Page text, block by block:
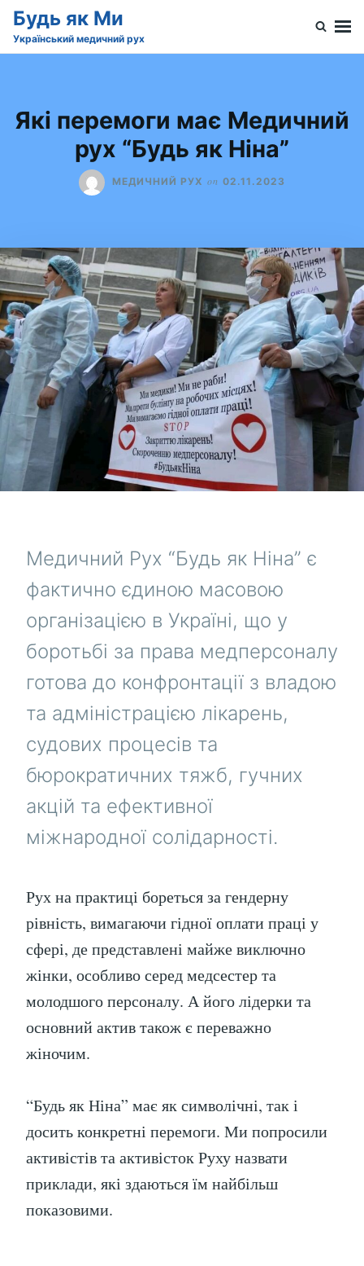
SkipSearch
for:
Будь як Ми
Український медичний рух
Які перемоги має Медичний
рух “Будь як Ніна”
МЕДИЧНИЙ РУХ on 02.11.2023
Медичний Рух “Будь як Ніна” є
фактично єдиною масовою
організацією в Україні, що у
боротьбі за права медперсоналу
готова до конфронтації з владою
та адміністрацією лікарень,
судових процесів та
бюрократичних тяжб, гучних
акцій та ефективної
міжнародної солідарності.
Рух на практиці бореться за гендерну
рівність, вимагаючи гідної оплати праці у
сфері, де представлені майже виключно
жінки, особливо серед медсестер та
молодшого персоналу. А його лідерки та
основний актив також є переважно
жіночим.
“Будь як Ніна” має як символічні, так і
досить конкретні перемоги. Ми попросили
активістів та активісток Руху назвати
приклади, які здаються їм найбільш
показовими.